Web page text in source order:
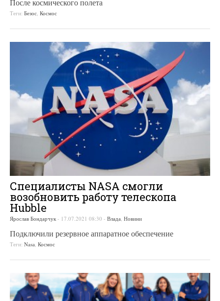
Теги: Безос Космос
Специалисты NASA смогли
возобновить работу телескопа
Hubble
Ярослав Бондарчук - 17.07.2021 08:30 - Влада Новини
Подключили резервное аппаратное обеспечение
Теги: Nasa Космос